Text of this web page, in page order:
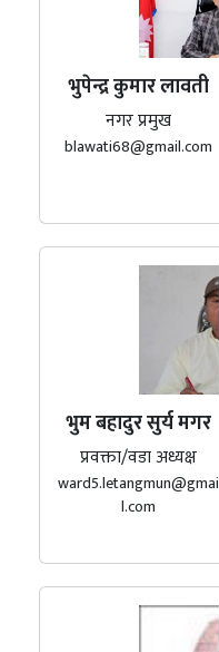
भुपेन्द्र कुमार लावती
नगर प्रमुख
blawati68@gmail.com
भुम बहादुर सुर्य मगर
प्रवक्ता/वडा अध्यक्ष
ward5.letangmun@gmai
l.com